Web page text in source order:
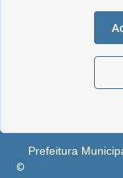
©
Prefeitura